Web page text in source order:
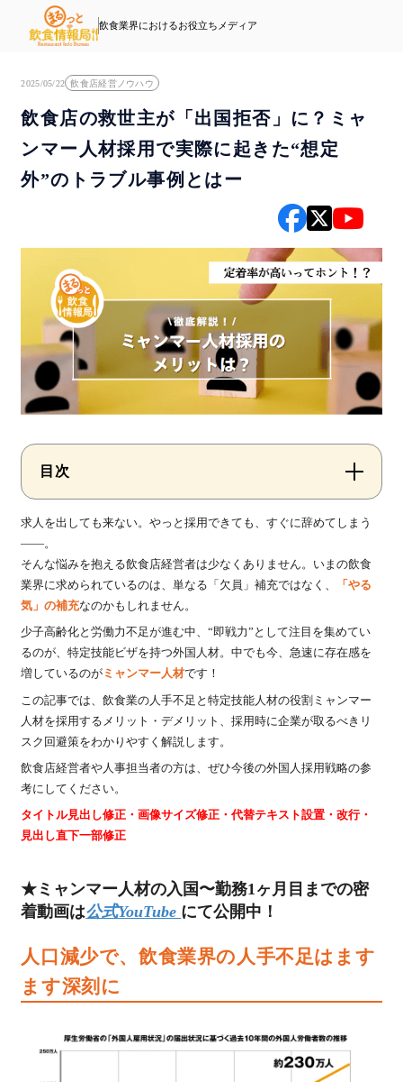
飲食業界におけるお役立ちメディア
2025/05/22 飲食店経営ノウハウ
飲食店の救世主が「出国拒否」に？ミャ
ンマー人材採用で実際に起きた“想定
外”のトラブル事例とはー
目次
求人を出しても来ない。やっと採用できても、すぐに辞めてしまう
——。
そんな悩みを抱える飲食店経営者は少なくありません。いまの飲食
業界に求められているのは、単なる「欠員」補充ではなく、
「やる
気」の補充なのかもしれません。
少子高齢化と労働力不足が進む中、“即戦力”として注目を集めてい
るのが、特定技能ビザを持つ外国人材。中でも今、急速に存在感を
増しているのが ミャンマー人材です！
この記事では、飲食業の人手不足と特定技能人材の役割 ミャンマー
人材を採用するメリット・デメリット、採用時に企業が取るべきリ
スク回避策をわかりやすく解説します。
飲食店経営者や人事担当者の方は、ぜひ今後の外国人採用戦略の参
考にしてください。
タイトル見出し修正・画像サイズ修正・代替テキスト設置・改行・
見出し直下一部修正
★ミャンマー人材の入国〜勤務1ヶ月目までの密
着動画は公式YouTube にて公開中！
人口減少で、飲食業界の人手不足はます
ます深刻に